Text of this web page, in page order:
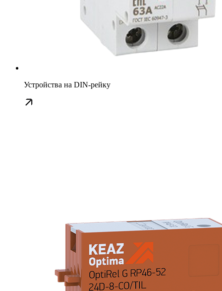
Устройства на DIN-рейку